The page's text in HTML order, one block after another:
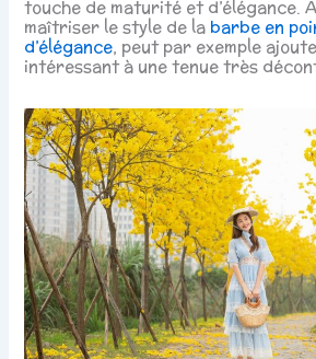
touche de maturité et d’élégance.
maîtriser le style de la barbe en
d’élégance, peut par exemple
intéressant à une tenue très